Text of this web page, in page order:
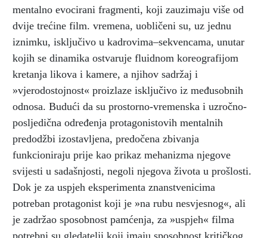
mentalno evocirani fragmenti, koji zauzimaju više od
dvije trećine film. vremena, uobličeni su, uz jednu
iznimku, isključivo u kadrovima–sekvencama, unutar
kojih se dinamika ostvaruje fluidnom koreografijom
kretanja likova i kamere, a njihov sadržaj i
»vjerodostojnost« proizlaze isključivo iz međusobnih
odnosa. Budući da su prostorno-vremenska i uzročno-
posljedična određenja protagonistovih mentalnih
predodžbi izostavljena, predočena zbivanja
funkcioniraju prije kao prikaz mehanizma njegove
svijesti u sadašnjosti, negoli njegova života u prošlosti.
Dok je za uspjeh eksperimenta znanstvenicima
potreban protagonist koji je »na rubu nesvjesnog«, ali
je zadržao sposobnost pamćenja, za »uspjeh« filma
potrebni su gledatelji koji imaju sposobnost kritičkog